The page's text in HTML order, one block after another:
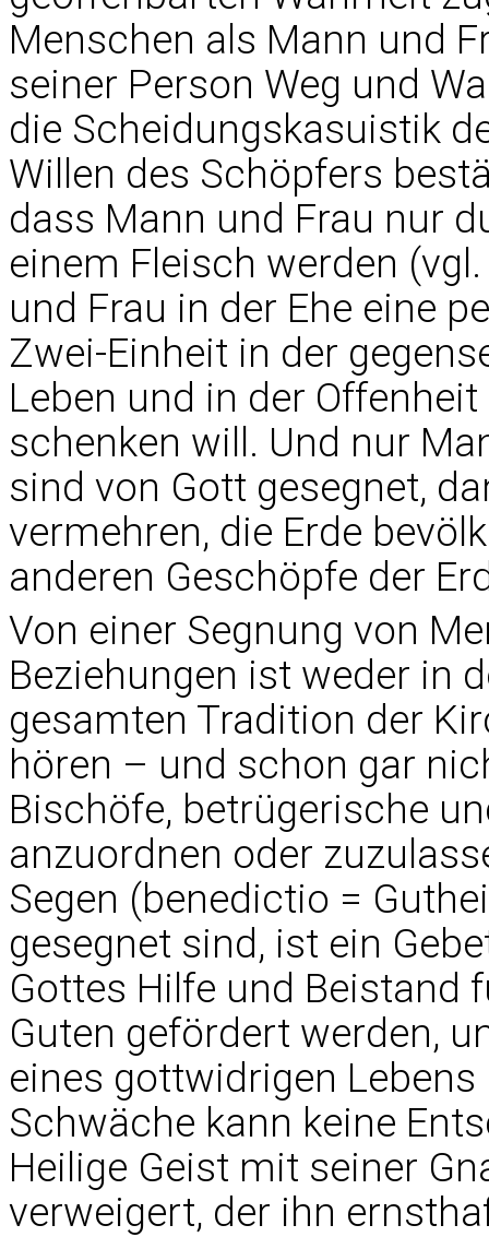
Menschen als Mann und
seiner Person Weg und
die Scheidungskasuistik
Willen des Schöpfers
dass Mann und Frau nur
einem Fleisch werden
und Frau in der Ehe eine
Zwei-Einheit in der
Leben und in der
schenken will. Und nur
sind von Gott gesegnet,
vermehren, die Erde
anderen Geschöpfe der
Von einer Segnung von
Beziehungen ist weder in
gesamten Tradition der
hören – und schon gar
Bischöfe, betrügerische
anzuordnen oder
Segen (benedictio =
gesegnet sind, ist ein
Gottes Hilfe und Beistand
Guten gefördert werden,
eines gottwidrigen
Schwäche kann keine
Heilige Geist mit seiner
verweigert, der ihn